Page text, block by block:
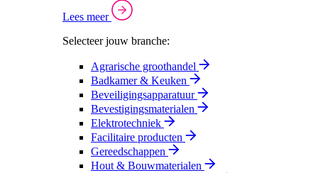
Lees meer
Selecteer jouw branche:
Agrarische groothandel
Badkamer & Keuken
Beveiligingsapparatuur
Bevestigingsmaterialen
Elektrotechniek
Facilitaire producten
Gereedschappen
Hout & Bouwmaterialen